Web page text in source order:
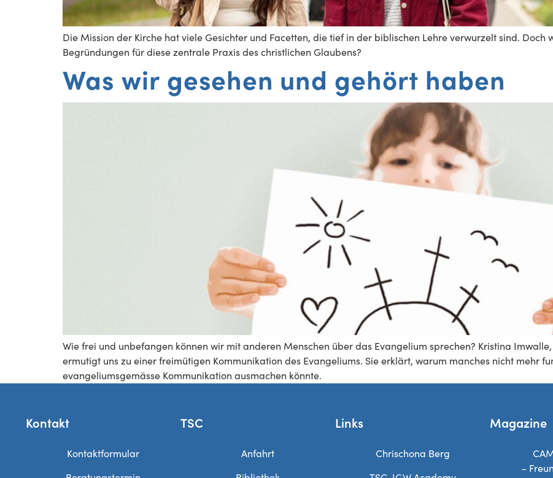
Die Mission der Kirche hat viele Gesichter und Facetten, die tief in der biblischen Lehre verwurzelt sind.
Begründungen für diese zentrale Praxis des christlichen Glaubens?
Was wir gesehen und gehört haben
Wie frei und unbefangen können wir mit anderen Menschen über das Evangelium sprechen? Kristina
ermutigt uns zu einer freimütigen Kommunikation des Evangeliums. Sie erklärt, warum manches nicht mehr
evangeliumsgemässe Kommunikation ausmachen könnte.
Kontakt
Kontaktformular
TSC
Anfahrt
Links
Chrischona Berg
Magazine
–